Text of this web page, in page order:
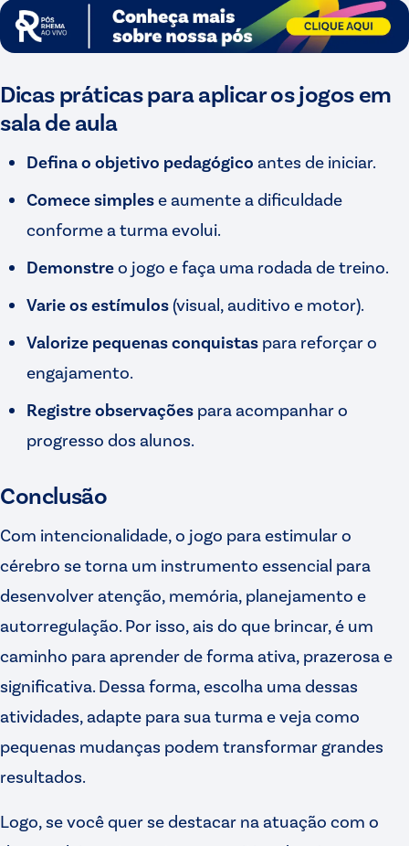
Dicas práticas para aplicar os jogos em
sala de aula
Defina o objetivo pedagógico antes de iniciar.
Comece simplese aumente a dificuldade
conforme a turma evolui.
Demonstreo jogo e faça uma rodada de treino.
Varie os estímulos(visual, auditivo e motor).
Valorize pequenas conquistaspara reforçar o
engajamento.
Registre observaçõespara acompanhar o
progresso dos alunos.
Conclusão
Com intencionalidade, o jogo para estimular o
cérebro se torna um instrumento essencial para
desenvolver atenção, memória, planejamento e
autorregulação. Por isso, ais do que brincar, é um
caminho para aprender de forma ativa, prazerosa e
significativa. Dessa forma, escolha uma dessas
atividades, adapte para sua turma e veja como
pequenas mudanças podem transformar grandes
resultados.
Logo, se você quer se destacar na atuação com o